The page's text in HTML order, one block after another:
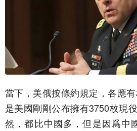
當下，美俄按條約規定，各應
是美國剛剛公布擁有3750枚現
然，都比中國多，但是因爲中